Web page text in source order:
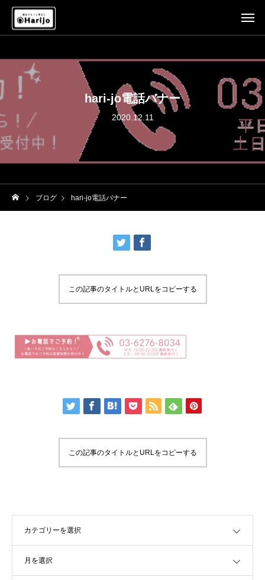
hari-jo電話バナー
2020.12.11
ブログ hari-jo電話バナー
この記事のタイトルとURLをコピーする
この記事のタイトルとURLをコピーする